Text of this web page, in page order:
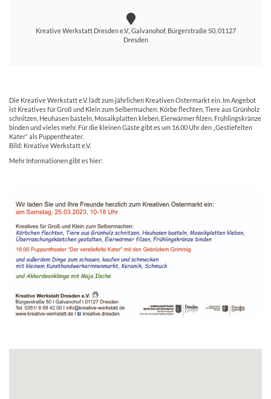
Kreative Werkstatt Dresden e.V., Galvanohof, Bürgerstraße 50, 01127
Dresden
Die Kreative Werkstatt e.V. lädt zum jährlichen Kreativen Ostermarkt ein. Im Angebot
ist Kreatives für Groß und Klein zum Selbermachen: Körbe flechten, Tiere aus Grünholz
schnitzen, Heuhasen basteln, Mosaikplatten kleben, Eierwärmer filzen, Frühlingskränze
binden und vieles mehr. Für die kleinen Gäste gibt es um 16.00 Uhr den „Gestiefelten
Kater“ als Puppentheater.
Bild: Kreative Werkstatt e.V.
Mehr Informationen gibt es hier: